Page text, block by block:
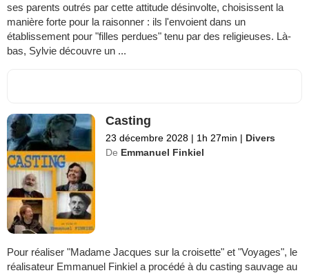
ses parents outrés par cette attitude désinvolte, choisissent la
manière forte pour la raisonner : ils l'envoient dans un
établissement pour "filles perdues" tenu par des religieuses. Là-
bas, Sylvie découvre un ...
Casting
23 décembre 2028 | 1h 27min | Divers
De Emmanuel Finkiel
Pour réaliser "Madame Jacques sur la croisette" et "Voyages", le
réalisateur Emmanuel Finkiel a procédé à du casting sauvage au